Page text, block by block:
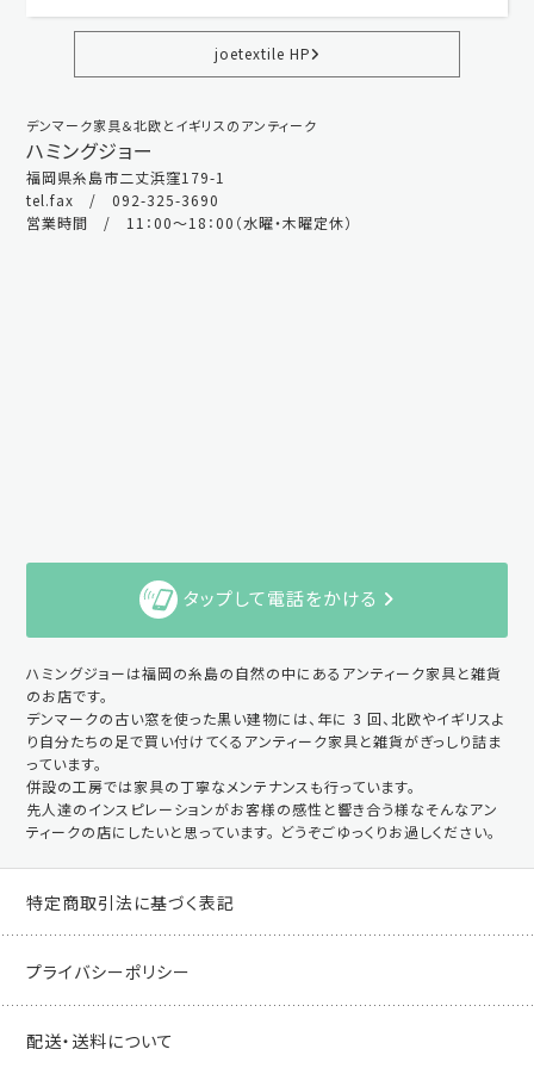
joetextile HP
デンマーク家具＆北欧とイギリスのアンティーク
ハミングジョー
福岡県糸島市二丈浜窪179-1
tel.fax / 092-325-3690
営業時間 / 11：00～18：00（水曜・木曜定休）
タップして電話をかける
ハミングジョーは福岡の糸島の自然の中にあるアンティーク家具と雑貨
のお店です。
デンマークの古い窓を使った黒い建物には、年に 3 回、北欧やイギリスよ
り自分たちの足で買い付けてくるアンティーク家具と雑貨がぎっしり詰ま
っています。
併設の工房では家具の丁寧なメンテナンスも行っています。
先人達のインスピレーションがお客様の感性と響き合う様なそんなアン
ティークの店にしたいと思っています。 どうぞごゆっくりお過しください。
特定商取引法に基づく表記
プライバシーポリシー
配送・送料について